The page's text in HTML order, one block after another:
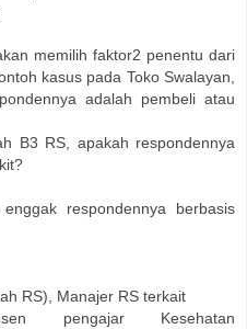
memilih faktor2 penentu dari
kasus pada Toko Swalayan,
adalah pembeli atau
B3 RS, apakah respondennya
respondennya berbasis
RS), Manajer RS terkait
pengajar Kesehatan